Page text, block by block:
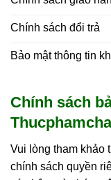
Chính sách đổi trả
Bảo mật thông tin
Chính sách
Vui lòng tham khảo
chính sách quyền